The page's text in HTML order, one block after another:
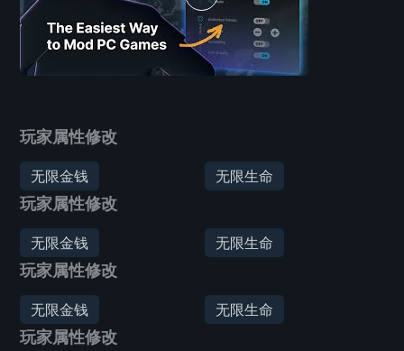
玩家属性修改
无限金钱 无限生命
玩家属性修改
无限金钱 无限生命
玩家属性修改
无限金钱 无限生命
玩家属性修改